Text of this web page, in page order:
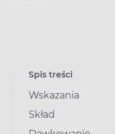
Spis treści
Wskazania
Skład